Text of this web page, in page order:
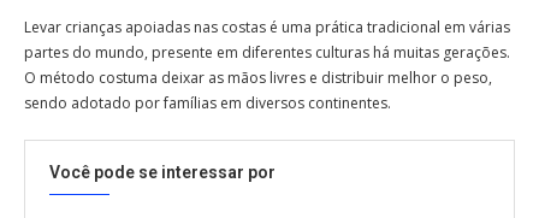
Levar crianças apoiadas nas costas é uma prática tradicional em várias
partes do mundo, presente em diferentes culturas há muitas gerações.
O método costuma deixar as mãos livres e distribuir melhor o peso,
sendo adotado por famílias em diversos continentes.
Você pode se interessar por